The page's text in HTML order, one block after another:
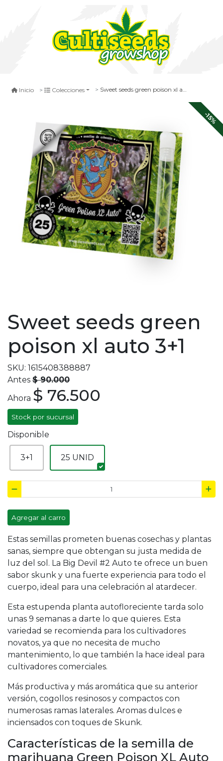
Inicio Colecciones Sweet seeds green poison xl auto 3+1
-15%
Sweet seeds green
poison xl auto 3+1
SKU: 1615408388887
Antes $ 90.000
Ahora $ 76.500
Stock por sucursal
Disponible
3+1 25 UNID
Agregar al carro
Estas semillas prometen buenas cosechas y plantas
sanas, siempre que obtengan su justa medida de
luz del sol. La Big Devil #2 Auto te ofrece un buen
sabor skunk y una fuerte experiencia para todo el
cuerpo, ideal para una celebración al atardecer.
Esta estupenda planta autofloreciente tarda solo
unas 9 semanas a darte lo que quieres. Esta
variedad se recomienda para los cultivadores
novatos, ya que no necesita de mucho
mantenimiento, lo que también la hace ideal para
cultivadores comerciales.
Más productiva y más aromática que su anterior
versión, cogollos resinosos y compactos con
numerosas ramas laterales. Aromas dulces e
inciensados con toques de Skunk.
Características de la semilla de
marihuana Green Poison XL Auto